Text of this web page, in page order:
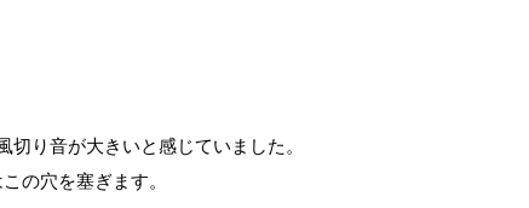
り音が大きいと感じていました。
の穴を塞ぎます。